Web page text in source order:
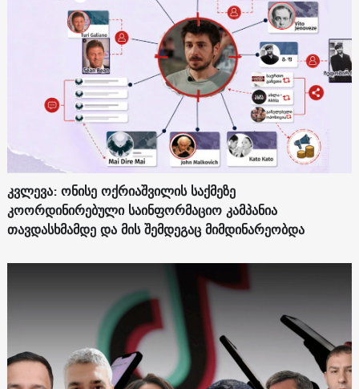
კვლევა: ონისე ოქრიაშვილის საქმეზე
კოორდინირებული საინფორმაციო კამპანია
თავდასხმამდე და მის შემდეგაც მიმდინარეობდა